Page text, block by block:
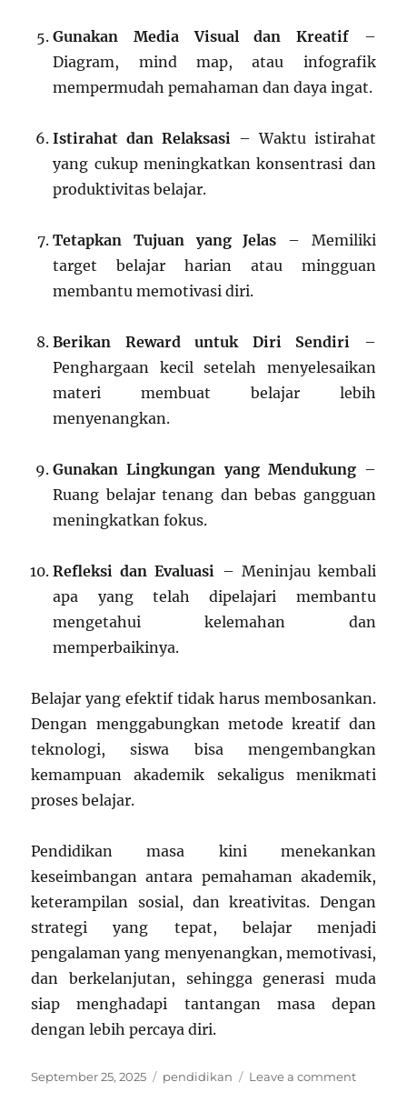
Gunakan Media Visual dan Kreatif–
Diagram, mind map, atau infografik
mempermudah pemahaman dan daya ingat.
Istirahat dan Relaksasi – Waktu istirahat
yang cukup meningkatkan konsentrasi dan
produktivitas belajar.
Tetapkan Tujuan yang Jelas – Memiliki
target belajar harian atau mingguan
membantu memotivasi diri.
Berikan Reward untuk Diri Sendiri –
Penghargaan kecil setelah menyelesaikan
materi membuat belajar lebih
menyenangkan.
Gunakan Lingkungan yang Mendukung–
Ruang belajar tenang dan bebas gangguan
meningkatkan fokus.
Refleksi dan Evaluasi – Meninjau kembali
apa yang telah dipelajari membantu
mengetahui kelemahan dan
memperbaikinya.
Belajar yang efektif tidak harus membosankan.
Dengan menggabungkan metode kreatif dan
teknologi, siswa bisa mengembangkan
kemampuan akademik sekaligus menikmati
proses belajar.
Pendidikan masa kini menekankan
keseimbangan antara pemahaman akademik,
keterampilan sosial, dan kreativitas. Dengan
strategi yang tepat, belajar menjadi
pengalaman yang menyenangkan, memotivasi,
dan berkelanjutan, sehingga generasi muda
siap menghadapi tantangan masa depan
dengan lebih percaya diri.
Posted
September 25, 2025 Categories
pendidikan Leave a commenton